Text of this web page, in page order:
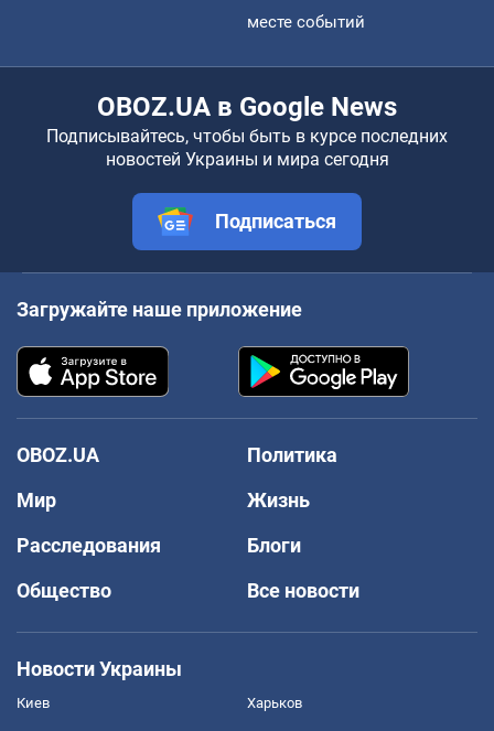
месте событий
OBOZ.UA в Google News
Подписывайтесь, чтобы быть в курсе последних
новостей Украины и мира сегодня
Подписаться
Загружайте наше приложение
OBOZ.UA
Политика
Мир
Жизнь
Расследования
Блоги
Общество
Все новости
Новости Украины
Киев Харьков